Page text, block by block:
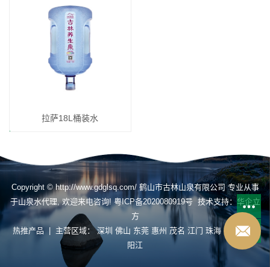
拉萨18L桶装水
Copyright © http://www.gdglsq.com/ 鹤山市古林山泉有限公司 专业从事
于山泉水代理, 欢迎来电咨询!粤ICP备2020080919号技术支持：华企立
方
热推产品 | 主营区域：深圳 佛山 东莞 惠州 茂名 江门 珠海 揭阳 肇庆
阳江